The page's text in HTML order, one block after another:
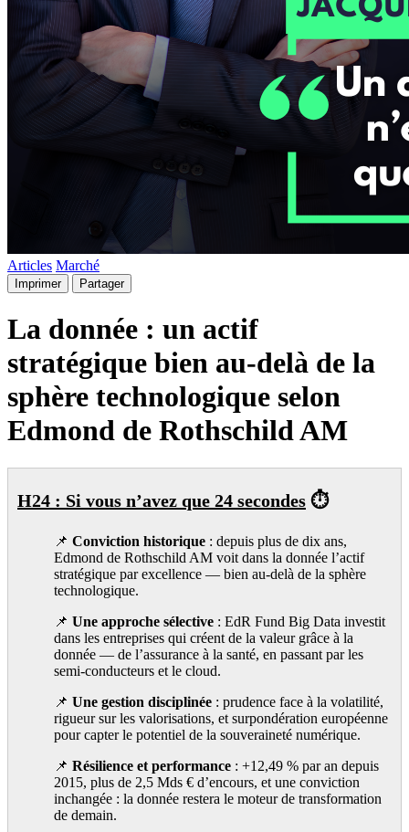
Articles Marché
Imprimer Partager
La donnée : un actif
stratégique bien au-delà de la
sphère technologique selon
Edmond de Rothschild AM
H24 : Si vous n’avez que 24 secondes ⏱️
📌 Conviction historique : depuis plus de dix ans,
Edmond de Rothschild AM voit dans la donnée l’actif
stratégique par excellence — bien au-delà de la sphère
technologique.
📌 Une approche sélective : EdR Fund Big Data investit
dans les entreprises qui créent de la valeur grâce à la
donnée — de l’assurance à la santé, en passant par les
semi-conducteurs et le cloud.
📌 Une gestion disciplinée : prudence face à la volatilité,
rigueur sur les valorisations, et surpondération européenne
pour capter le potentiel de la souveraineté numérique.
📌 Résilience et performance : +12,49 % par an depuis
2015, plus de 2,5 Mds € d’encours, et une conviction
inchangée : la donnée restera le moteur de transformation
de demain.